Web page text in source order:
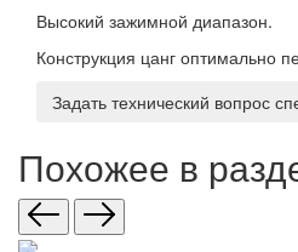
Высокий зажимной диапазон.
Конструкция цанг оптимально
Задать технический вопрос
Похожее в